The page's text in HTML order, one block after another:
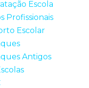
Escola
Profissionais
Escolar
Antigos